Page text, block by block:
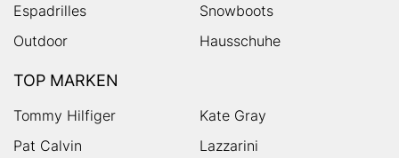
Espadrilles
Snowboots
Outdoor
Hausschuhe
TOP MARKEN
Tommy Hilfiger
Kate Gray
Pat Calvin
Lazzarini